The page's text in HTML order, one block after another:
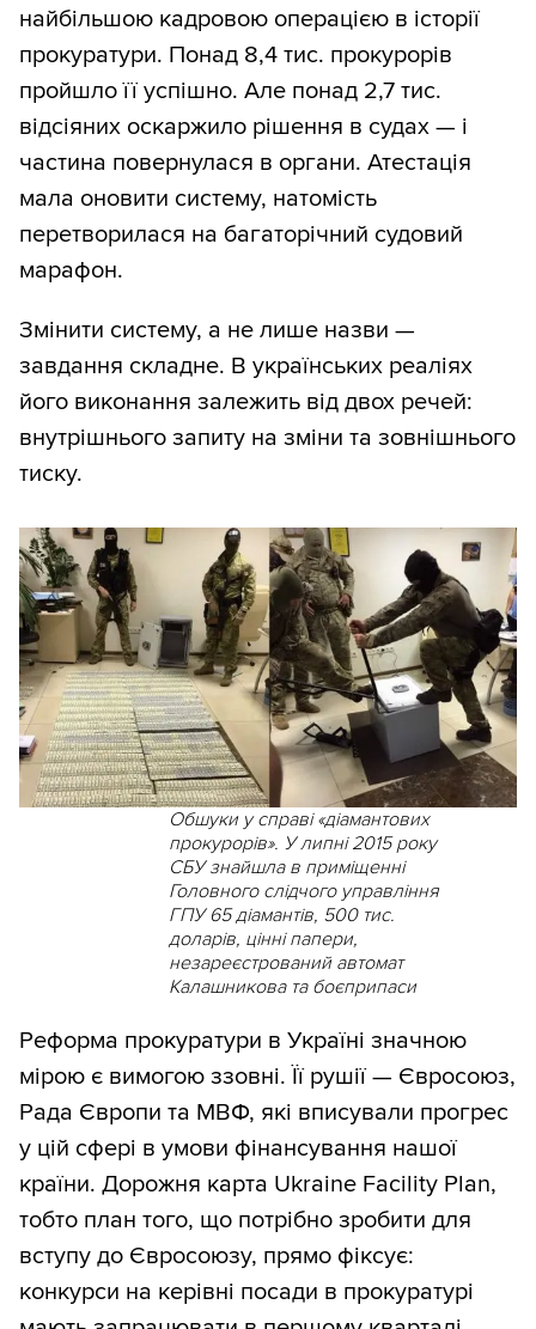
найбільшою кадровою операцією в історії
прокуратури. Понад 8,4 тис. прокурорів
пройшло її успішно. Але понад 2,7 тис.
відсіяних оскаржило рішення в судах — і
частина повернулася в органи. Атестація
мала оновити систему, натомість
перетворилася на багаторічний судовий
марафон.
Змінити систему, а не лише назви —
завдання складне. В українських реаліях
його виконання залежить від двох речей:
внутрішнього запиту на зміни та зовнішнього
тиску.
Обшуки у справі «діамантових
прокурорів». У липні 2015 року
СБУ знайшла в приміщенні
Головного слідчого управління
ГПУ 65 діамантів, 500 тис.
доларів, цінні папери,
незареєстрований автомат
Калашникова та боєприпаси
Реформа прокуратури в Україні значною
мірою є вимогою ззовні. Її рушії — Євросоюз,
Рада Європи та МВФ, які вписували прогрес
у цій сфері в умови фінансування нашої
країни. Дорожня карта Ukraine Facility Plan,
тобто план того, що потрібно зробити для
вступу до Євросоюзу, прямо фіксує:
конкурси на керівні посади в прокуратурі